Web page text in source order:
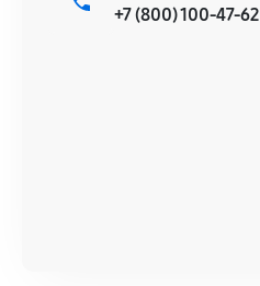
+7 (800) 100-47-62